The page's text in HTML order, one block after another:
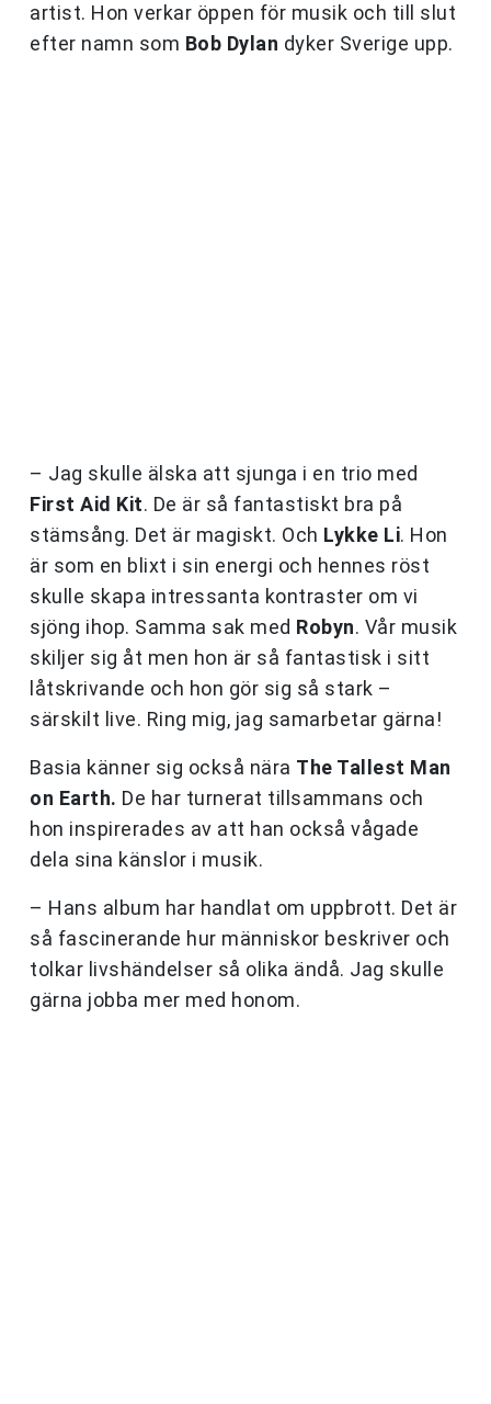
artist. Hon verkar öppen för musik och till slut
efter namn som Bob Dylan dyker Sverige upp.
– Jag skulle älska att sjunga i en trio med
First Aid Kit. De är så fantastiskt bra på
stämsång. Det är magiskt. Och Lykke Li. Hon
är som en blixt i sin energi och hennes röst
skulle skapa intressanta kontraster om vi
sjöng ihop. Samma sak med Robyn. Vår musik
skiljer sig åt men hon är så fantastisk i sitt
låtskrivande och hon gör sig så stark –
särskilt live. Ring mig, jag samarbetar gärna!
Basia känner sig också nära The Tallest Man
on Earth. De har turnerat tillsammans och
hon inspirerades av att han också vågade
dela sina känslor i musik.
– Hans album har handlat om uppbrott. Det är
så fascinerande hur människor beskriver och
tolkar livshändelser så olika ändå. Jag skulle
gärna jobba mer med honom.